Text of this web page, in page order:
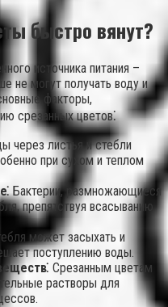
быстро вянут?
источника питания –
не могут получать воду и
факторы,
срезанных цветов⁚
через листья и стебли
при сухом и теплом
Бактерии, размножающиеся
препятствуя всасыванию
может засыхать и
поступлению воды.
Срезанным цветам
растворы для